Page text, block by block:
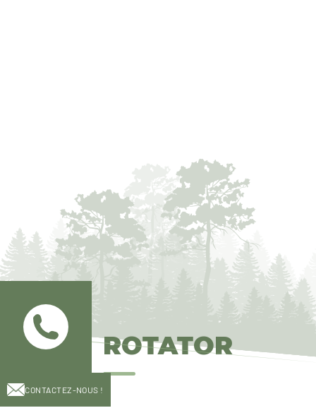
ROTATOR
CONTACTEZ-NOUS !